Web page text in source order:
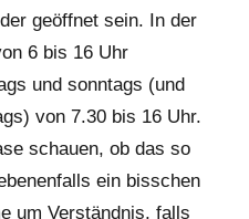
geöffnet sein. In der
6 bis 16 Uhr
und sonntags (und
von 7.30 bis 16 Uhr.
schauen, ob das so
ein bisschen
um Verständnis, falls